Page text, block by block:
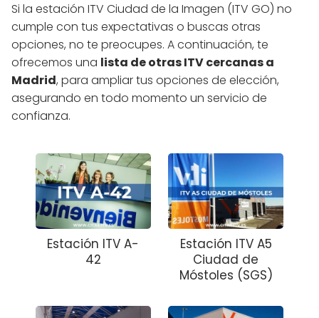
Si la estación ITV Ciudad de la Imagen (ITV GO) no
cumple con tus expectativas o buscas otras
opciones, no te preocupes. A continuación, te
ofrecemos una lista de otras ITV cercanas a
Madrid, para ampliar tus opciones de elección,
asegurando en todo momento un servicio de
confianza.
Estación ITV A-
42
Estación ITV A5
Ciudad de
Móstoles (SGS)